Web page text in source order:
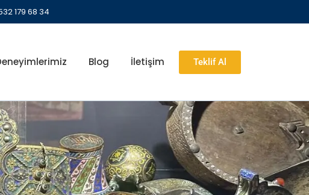
179 68 34
Blog İletişim Teklif Al